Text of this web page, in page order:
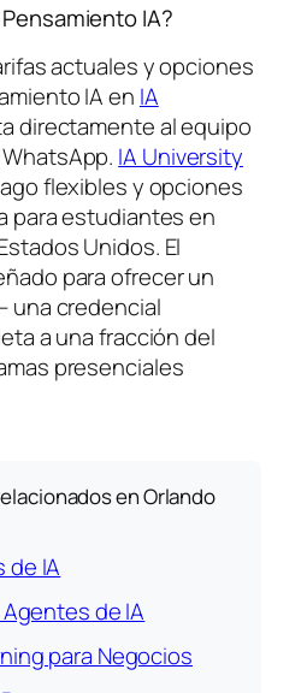
IA?
actuales y opciones
IA en IA
directamente al equipo
IA University
flexibles y opciones
para estudiantes en
Unidos. El
para ofrecer un
una credencial
a una fracción del
presenciales
en Orlando
de IA
de IA
para Negocios